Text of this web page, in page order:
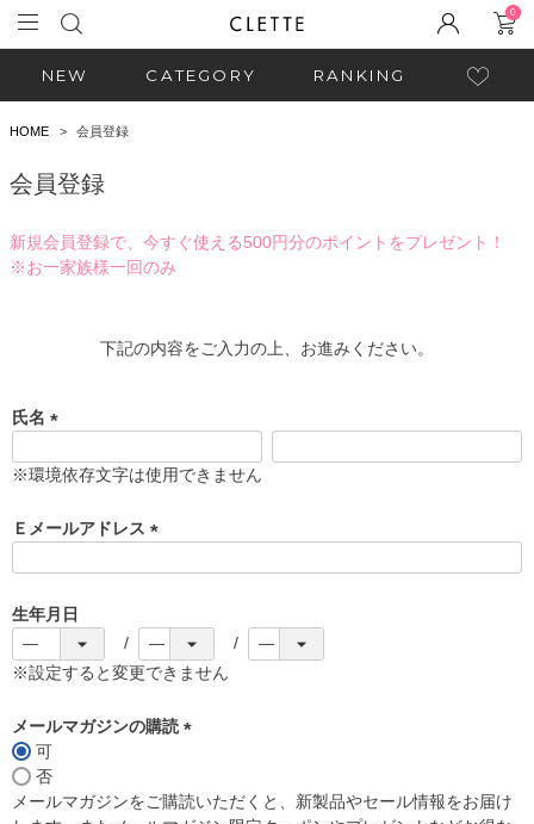
0
NEW CATEGORY RANKING
HOME 会員登録
会員登録
新規会員登録で、今すぐ使える500円分のポイントをプレゼント！
※お一家族様一回のみ
下記の内容をご入力の上、お進みください。
氏名
必
)
※環境依存文字は使用できません
Ｅメールアドレス
)
生年月日
※設定すると変更できません
メールマガジンの購読
須
可
否
メールマガジンをご購読いただくと、新製品やセール情報をお届け